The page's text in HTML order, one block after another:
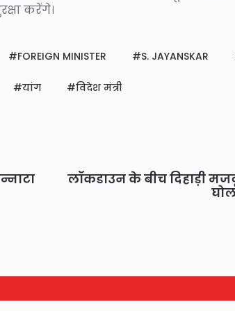
करेंगे।
FOREIGN MINISTER S. JAYANSKAR
यांग विदेश मंत्री
लॉकडाउन के बीच दिहाड़ी